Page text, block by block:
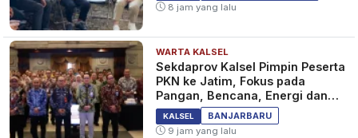
8 jam yang lalu
WARTA KALSEL
Sekdaprov Kalsel Pimpin Peserta
PKN ke Jatim, Fokus pada
Pangan, Bencana, Energi dan
Ekonomi
KALSEL
BANJARBARU
9 jam yang lalu